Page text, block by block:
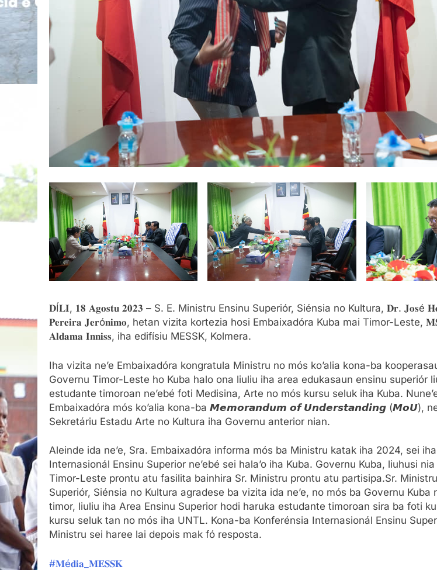
𝐃Í𝐋𝐈, 𝟏𝟖 𝐀𝐠𝐨𝐬𝐭𝐮 𝟐𝟎𝟐𝟑 – S. E. Ministru Ensinu Superiór, Siénsia no Kultura, 𝐃𝐫. 𝐉𝐨𝐬é
𝐏𝐞𝐫𝐞𝐢𝐫𝐚 𝐉𝐞𝐫ó𝐧𝐢𝐦𝐨, hetan vizita kortezia hosi Embaixadóra Kuba mai Timor-Leste,
𝐀𝐥𝐝𝐚𝐦𝐚 𝐈𝐧𝐧𝐢𝐬𝐬, iha edifísiu MESSK, Kolmera.
Iha vizita ne’e Embaixadóra kongratula Ministru no mós ko’alia kona-ba
Governu Timor-Leste ho Kuba halo ona liuliu iha area edukasaun ensinu superiór
estudante timoroan ne’ebé foti Medisina, Arte no mós kursu seluk iha Kuba.
Embaixadóra mós ko’alia kona-ba 𝙈𝙚𝙢𝙤𝙧𝙖𝙣𝙙𝙪𝙢 𝙤𝙛 𝙐𝙣𝙙𝙚𝙧𝙨𝙩𝙖𝙣𝙙𝙞𝙣𝙜 (𝙈𝙤𝙐),
Sekretáriu Estadu Arte no Kultura iha Governu anterior nian.
Aleinde ida ne’e, Sra. Embaixadóra informa mós ba Ministru katak iha 2024, sei
Internasionál Ensinu Superior ne’ebé sei hala’o iha Kuba. Governu Kuba, liuhusi
Timor-Leste prontu atu fasilita bainhira Sr. Ministru prontu atu partisipa.Sr.
Superiór, Siénsia no Kultura agradese ba vizita ida ne’e, no mós ba Governu Kuba
timor, liuliu iha Area Ensinu Superior hodi haruka estudante timoroan sira ba foti
kursu seluk tan no mós iha UNTL. Kona-ba Konferénsia Internasionál Ensinu
Ministru sei haree lai depois mak fó resposta.
#𝐌é𝐝𝐢𝐚_𝐌𝐄𝐒𝐒𝐊